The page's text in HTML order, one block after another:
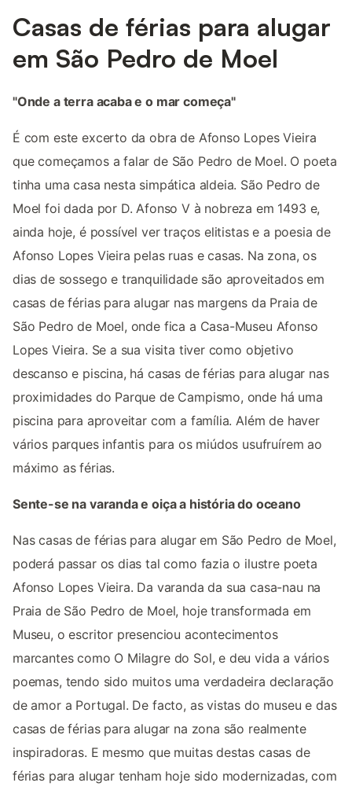
Casas de férias para alugar
em São Pedro de Moel
"Onde a terra acaba e o mar começa"
É com este excerto da obra de Afonso Lopes Vieira
que começamos a falar de São Pedro de Moel. O poeta
tinha uma casa nesta simpática aldeia. São Pedro de
Moel foi dada por D. Afonso V à nobreza em 1493 e,
ainda hoje, é possível ver traços elitistas e a poesia de
Afonso Lopes Vieira pelas ruas e casas. Na zona, os
dias de sossego e tranquilidade são aproveitados em
casas de férias para alugar nas margens da Praia de
São Pedro de Moel, onde fica a Casa-Museu Afonso
Lopes Vieira. Se a sua visita tiver como objetivo
descanso e piscina, há casas de férias para alugar nas
proximidades do Parque de Campismo, onde há uma
piscina para aproveitar com a família. Além de haver
vários parques infantis para os miúdos usufruírem ao
máximo as férias.
Sente-se na varanda e oiça a história do oceano
Nas casas de férias para alugar em São Pedro de Moel,
poderá passar os dias tal como fazia o ilustre poeta
Afonso Lopes Vieira. Da varanda da sua casa-nau na
Praia de São Pedro de Moel, hoje transformada em
Museu, o escritor presenciou acontecimentos
marcantes como O Milagre do Sol, e deu vida a vários
poemas, tendo sido muitos uma verdadeira declaração
de amor a Portugal. De facto, as vistas do museu e das
casas de férias para alugar na zona são realmente
inspiradoras. E mesmo que muitas destas casas de
férias para alugar tenham hoje sido modernizadas, com